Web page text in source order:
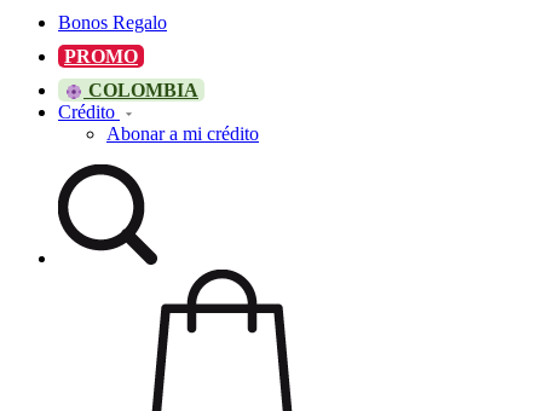
Bonos Regalo
PROMO
COLOMBIA
Crédito
Abonar a mi crédito